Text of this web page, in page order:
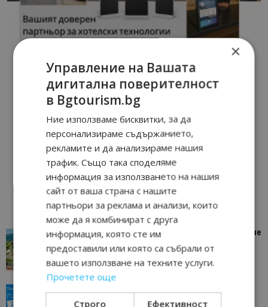
“Пощенска картичка от…”: Петрич – Изживяване
11/07/2026 11:22
всички времена
×
Управление на Вашата
дигитална поверителност
в Bgtourism.bg
Ние използваме бисквитки, за да
персонализираме съдържанието,
рекламите и да анализираме нашия
трафик. Също така споделяме
информация за използването на нашия
сайт от ваша страна с нашите
партньори за реклама и анализи, които
може да я комбинират с друга
информация, която сте им
предоставили или която са събрали от
вашето използване на техните услуги.
Прочетете още
Строго
Ефективност